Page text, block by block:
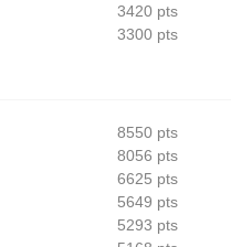
3420 pts
3300 pts
8550 pts
8056 pts
6625 pts
5649 pts
5293 pts